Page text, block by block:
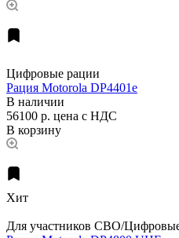
Цифровые рации
Рация Motorola DP4401e
В наличии
56100 р. цена с НДС
В корзину
Хит
Для участников СВО/